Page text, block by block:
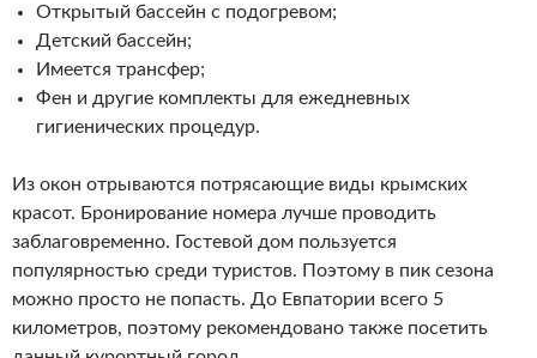
Открытый бассейн с подогревом;
Детский бассейн;
Имеется трансфер;
Фен и другие комплекты для ежедневных
гигиенических процедур.
Из окон отрываются потрясающие виды крымских
красот. Бронирование номера лучше проводить
заблаговременно. Гостевой дом пользуется
популярностью среди туристов. Поэтому в пик сезона
можно просто не попасть. До Евпатории всего 5
километров, поэтому рекомендовано также посетить